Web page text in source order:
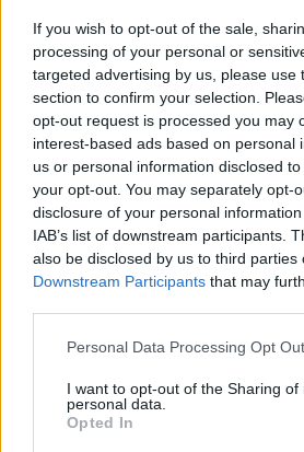
If you wish to opt-out of the sale,
processing of your personal or
targeted advertising by us, please use
section to confirm your selection.
opt-out request is processed you may
interest-based ads based on personal
us or personal information disclosed
your opt-out. You may separately opt-
disclosure of your personal
IAB’s list of downstream participants.
also be disclosed by us to third parties
Downstream Participants that may
Personal Data Processing Opt
I want to opt-out of the Sharing of
personal data.
Opted In
— Kostis Hatzidakis
June 15,
Εργασιακό νομοσχέδιο Κωστής
συνδικάτα
Ξεπέρασαν τους 300
εκατομμύρια οι
εμβολιασμοί στην
Ευρωπαϊκή Ένωση